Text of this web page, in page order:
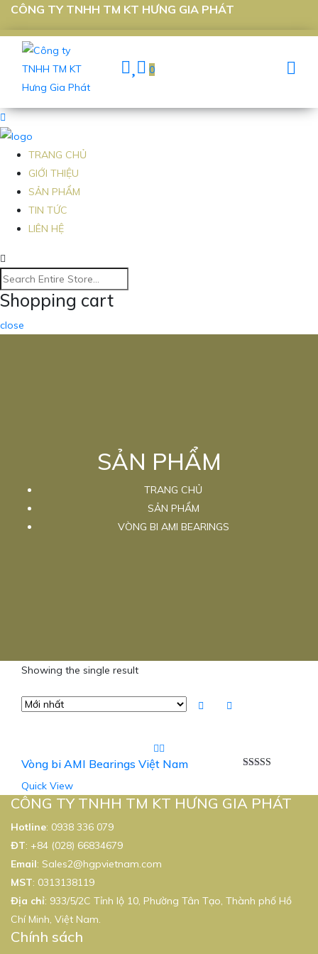
CÔNG TY TNHH TM KT HƯNG GIA PHÁT
0
TRANG CHỦ
GIỚI THIỆU
SẢN PHẨM
TIN TỨC
LIÊN HỆ
Shopping cart
close
SẢN PHẨM
TRANG CHỦ
SẢN PHẨM
VÒNG BI AMI BEARINGS
Showing the single result
sao
Vòng bi AMI Bearings Việt Nam
Quick View
CÔNG TY TNHH TM KT HƯNG GIA PHÁT
Hotline: 0938 336 079
ĐT: +84 (028) 66834679
Email: Sales2@hgpvietnam.com
MST: 0313138119
Địa chỉ: 933/5/2C Tỉnh lộ 10, Phường Tân Tạo, Thành phố Hồ
Chí Minh, Việt Nam.
Chính sách